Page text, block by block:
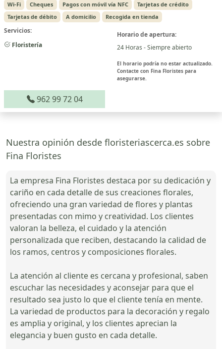
Wi-Fi Cheques Pagos con móvil vía NFC
Tarjetas de crédito
Tarjetas de débito
A domicilio Recogida en tienda
Servicios:
Floristería
Horario de apertura:
24 Horas - Siempre abierto
El horario podría no estar actualizado.
Contacte con Fina Floristes para
asegurarse.
962 99 72 04
Nuestra opinión desde floristeriascerca.es sobre
Fina Floristes
La empresa Fina Floristes destaca por su dedicación y
cariño en cada detalle de sus creaciones florales,
ofreciendo una gran variedad de flores y plantas
presentadas con mimo y creatividad. Los clientes
valoran la belleza, el cuidado y la atención
personalizada que reciben, destacando la calidad de
los ramos, centros y composiciones florales.
La atención al cliente es cercana y profesional, saben
escuchar las necesidades y aconsejar para que el
resultado sea justo lo que el cliente tenía en mente.
La variedad de productos para la decoración y regalo
es amplia y original, y los clientes aprecian la
elegancia y buen gusto en cada detalle.